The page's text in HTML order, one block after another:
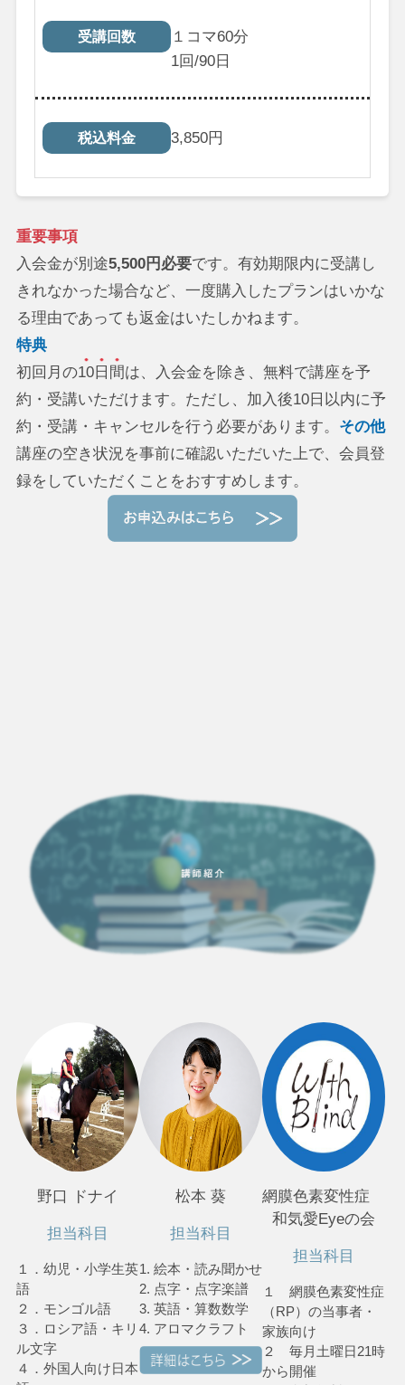
受講回数
１コマ60分
1回/90日
税込料金 3,850円
重要事項
入会金が別途5,500円必要です。有効期限内に受講し
きれなかった場合など、一度購入したプランはいかな
る理由であっても返金はいたしかねます。
特典
初回月の10日間は、入会金を除き、無料で講座を予
約・受講いただけます。ただし、加入後10日以内に予
約・受講・キャンセルを行う必要があります。 その他
講座の空き状況を事前に確認いただいた上で、会員登
録をしていただくことをおすすめします。
野口 ドナイ
担当科目
１．幼児・小学生英
語
２．モンゴル語
３．ロシア語・キリ
ル文字
４．外国人向け日本
松本 葵
担当科目
1. 絵本・読み聞かせ
2. 点字・点字楽譜
3. 英語・算数数学
4. アロマクラフト
網膜色素変性症
和気愛Eyeの会
担当科目
１ 網膜色素変性症
（RP）の当事者・
家族向け
２ 毎月土曜日21時
から開催